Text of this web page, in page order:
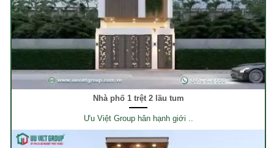
Nhà phố 1 trệt 2 lầu tum
Ưu Việt Group hân hạnh giới ..